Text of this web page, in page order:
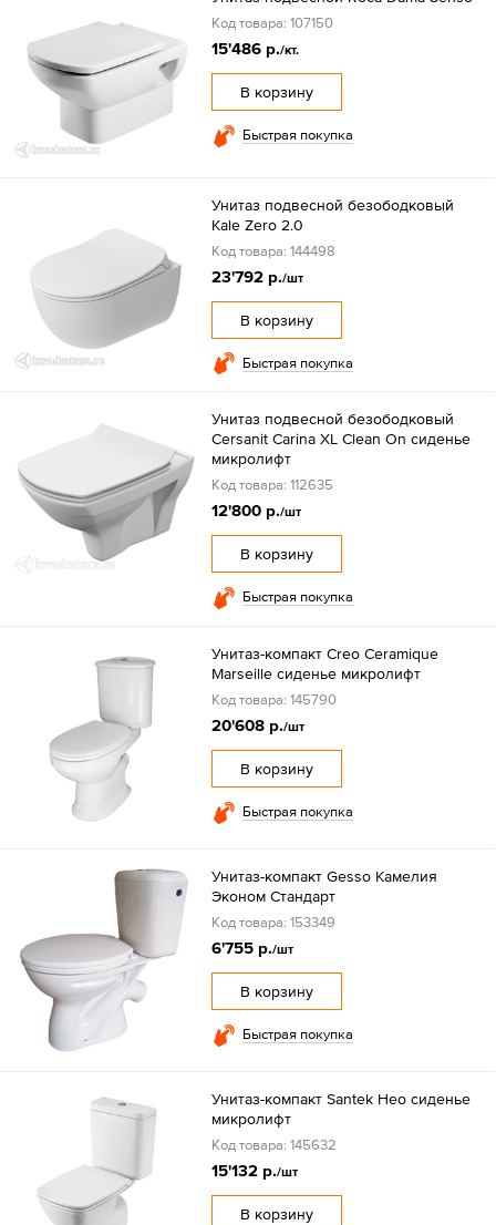
Код товара: 107150
15'486 р./кт.
В корзину
Быстрая покупка
Унитаз подвесной безободковый
Kale Zero 2.0
Код товара: 144498
23'792 р./шт
В корзину
Быстрая покупка
Унитаз подвесной безободковый
Cersanit Carina XL Clean On сиденье
микролифт
Код товара: 112635
12'800 р./шт
В корзину
Быстрая покупка
Унитаз-компакт Creo Ceramique
Marseille сиденье микролифт
Код товара: 145790
20'608 р./шт
В корзину
Быстрая покупка
Унитаз-компакт Gesso Камелия
Эконом Стандарт
Код товара: 153349
6'755 р./шт
В корзину
Быстрая покупка
Унитаз-компакт Santek Нео сиденье
микролифт
Код товара: 145632
15'132 р./шт
В корзину